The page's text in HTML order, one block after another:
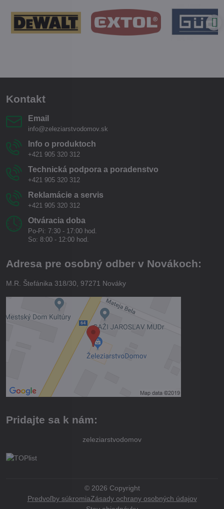
Kontakt
Email
info@zeleziarstvodomov.sk
Info o produktoch
+421 905 320 312
Technická podpora a poradenstvo
+421 905 320 312
Reklamácie a servis
+421 905 320 312
Otváracia doba
Po-Pi: 7:30 - 17:00 hod.
So: 8:00 - 12:00 hod.
Adresa pre osobný odber v Novákoch:
M.R. Štefánika 318/30, 97271 Nováky
Pridajte sa k nám:
zeleziarstvodomov
© 2026 Copyright
Predvoľby súkromiaZásady ochrany osobných údajov